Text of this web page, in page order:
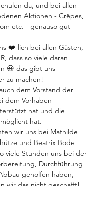
da, und bei allen
Aktionen - Crêpes,
etc. - genauso gut
❤️-lich bei allen Gästen,
dass so viele daran
😃 das gibt uns
zu machen!
dem Vorstand der
dem Vorhaben
hat und die
hat.
wir uns bei Mathilde
und Beatrix Bode
viele Stunden uns bei der
Durchführung
geholfen haben,
wir das nicht geschafft!